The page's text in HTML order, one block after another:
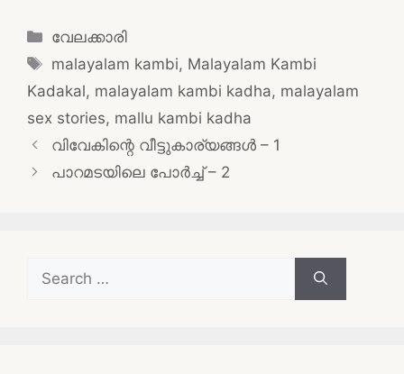
Categories
വേലക്കാരി
Tags
malayalam kambi, Malayalam Kambi
Kadakal, malayalam kambi kadha, malayalam
sex stories, mallu kambi kadha
Post
navigation
വിവേകിന്റെ വീട്ടുകാര്യങ്ങൾ – 1
പാറമടയിലെ പോര്‍ച്ച് – 2
Search
for: